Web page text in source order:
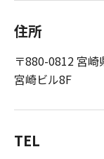
住所
〒880-0812 宮
宮崎ビル8F
TEL